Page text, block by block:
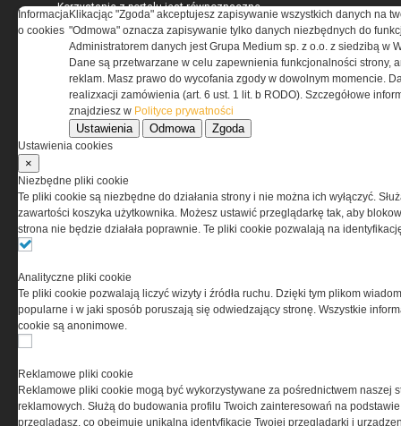
Korzystanie z portalu jest równoznaczne
z zaakceptowaniem warunków ustanowionych
przez Grupa MEDIUM Spółka z ograniczoną
odpowiedzialnością Spółka komandytowa, nr KRS:
0000537655, NIP 1132860378, REGON 146393437
(zwana dalej Grupa MEDIUM) w postaci Regulaminu.
Przeczytaj regulamin
PRYWATNOŚĆ
informacji na Twoim komputerze. Pliki cookies stosujemy
w celu świadczenia usług na najwyższym poziomie,
w tym w sposób dostosowany do indywidualnych potrzeb.
Korzystanie z witryny bez zmiany ustawień dotyczących
dokonać zmiany ustawień przeglądarki dotyczących
cookies. Nim Państwo zaczną korzystać z naszego
serwisu prosimy o zapoznanie się z nasząpolityką
Informacja
o cookies
Klikacjąc "Zgoda" akceptujesz zapisywanie wszystkich danych na
"Odmowa" oznacza zapisywanie tylko danych niezbędnych do
Administratorem danych jest Grupa Medium sp. z o.o. z siedzibą w
Dane są przetwarzane w celu zapewnienia funkcjonalności strony,
reklam. Masz prawo do wycofania zgody w dowolnym momencie.
realizxacji zamówienia (art. 6 ust. 1 lit. b RODO). Szczegółowe
znajdziesz w Polityce prywatności
Ustawienia Odmowa Zgoda
Ustawienia cookies
×
Niezbędne pliki cookie
Te pliki cookie są niezbędne do działania strony i nie można ich wyłączyć.
zawartości koszyka użytkownika. Możesz ustawić przeglądarkę tak, aby
strona nie będzie działała poprawnie. Te pliki cookie pozwalają na
Analityczne pliki cookie
Te pliki cookie pozwalają liczyć wizyty i źródła ruchu. Dzięki tym plikom
popularne i w jaki sposób poruszają się odwiedzający stronę. Wszystkie
cookie są anonimowe.
Reklamowe pliki cookie
Reklamowe pliki cookie mogą być wykorzystywane za pośrednictwem naszej
reklamowych. Służą do budowania profilu Twoich zainteresowań na
przeglądasz, co obejmuje unikalną identyfikację Twojej przeglądarki i